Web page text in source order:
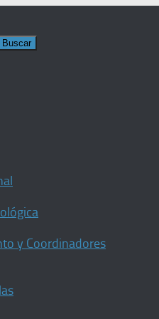
y Coordinadores